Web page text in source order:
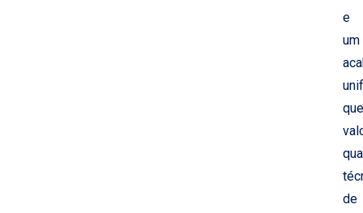
e
um
que
de